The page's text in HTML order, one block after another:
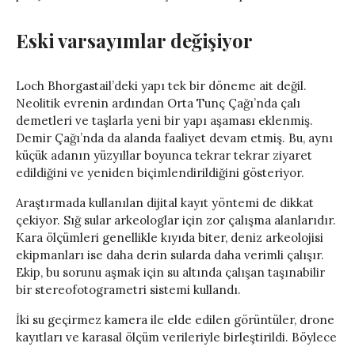
Eski varsayımlar değişiyor
Loch Bhorgastail’deki yapı tek bir döneme ait değil.
Neolitik evrenin ardından Orta Tunç Çağı’nda çalı
demetleri ve taşlarla yeni bir yapı aşaması eklenmiş.
Demir Çağı’nda da alanda faaliyet devam etmiş. Bu, aynı
küçük adanın yüzyıllar boyunca tekrar tekrar ziyaret
edildiğini ve yeniden biçimlendirildiğini gösteriyor.
Araştırmada kullanılan dijital kayıt yöntemi de dikkat
çekiyor. Sığ sular arkeologlar için zor çalışma alanlarıdır.
Kara ölçümleri genellikle kıyıda biter, deniz arkeolojisi
ekipmanları ise daha derin sularda daha verimli çalışır.
Ekip, bu sorunu aşmak için su altında çalışan taşınabilir
bir stereofotogrametri sistemi kullandı.
İki su geçirmez kamera ile elde edilen görüntüler, drone
kayıtları ve karasal ölçüm verileriyle birleştirildi. Böylece